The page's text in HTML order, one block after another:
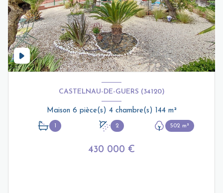
CASTELNAU-DE-GUERS (34120)
Maison 6 pièce(s) 4 chambre(s) 144 m²
1 2 502 m²
430 000 €